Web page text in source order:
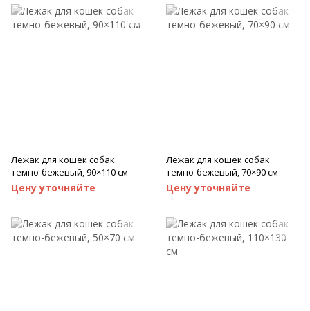
Лежак для кошек собак
темно-бежевый, 90×110 см
Цену уточняйте
Лежак для кошек собак
темно-бежевый, 70×90 см
Цену уточняйте